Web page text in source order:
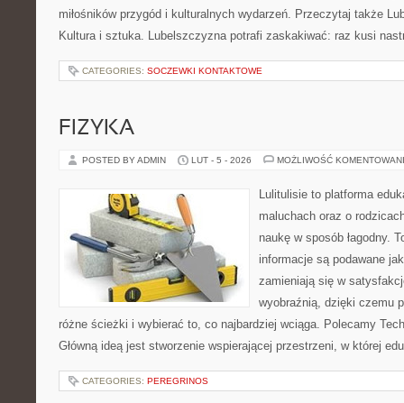
miłośników przygód i kulturalnych wydarzeń. Przeczytaj także
Kultura i sztuka. Lubelszczyzna potrafi zaskakiwać: raz kusi
CATEGORIES: SOCZEWKI KONTAKTOWE
FIZYKA
POSTED BY ADMIN LUT - 5 - 2026 MOŻLIWOŚĆ
Lulitulisie to platforma
maluchach oraz o
naukę w sposób łagodny.
informacje są podawane
zamieniają się w
wyobraźnią, dzięki czemu
różne ścieżki i wybierać to, co najbardziej wciąga. Polecamy
Główną ideą jest stworzenie wspierającej przestrzeni, w której
CATEGORIES: PEREGRINOS